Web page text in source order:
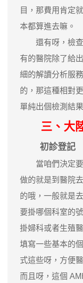
目，那費用肯定
本都算進去嘛。
還有呀，檢查
有的醫院除了給
細的解讀分析服
的，那這種相對
單純出個檢測結
三、大
初診登記
當咱們決定要
做的就是到醫院
的哦，一般就是
要掛哪個科室的
掛婦科或者生殖
填寫一些基本的
式這些呀，方便
而且呀，這個